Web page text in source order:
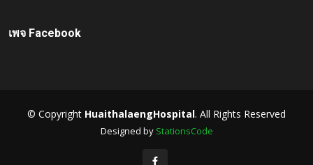
เพจ Facebook
© Copyright HuaithalaengHospital. All Rights Reserved
Designed by StationsCode